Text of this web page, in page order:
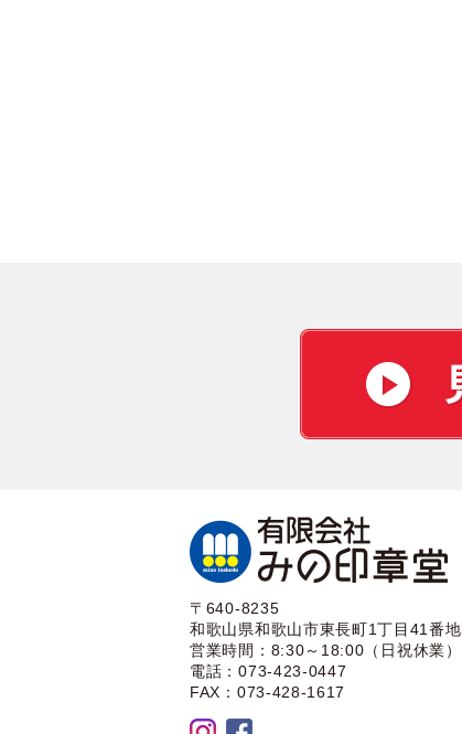
〒640-8235
和歌山県和歌山市東長町1丁目41番地
営業時間：8:30～18:00（日祝休業）
電話：073-423-0447
FAX：073-428-1617